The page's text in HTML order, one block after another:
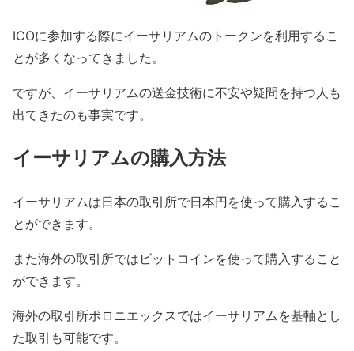
ICOに参加する際にイーサリアムのトークンを利用するこ
とが多くなってきました。
ですが、イーサリアムの送金技術に不安や疑問を持つ人も
出てきたのも事実です。
イーサリアムの購入方法
イーサリアムは日本の取引所で日本円を使って購入するこ
とができます。
また海外の取引所ではビットコインを使って購入すること
ができます。
海外の取引所ポロニエックスではイーサリアムを基軸とし
た取引も可能です。